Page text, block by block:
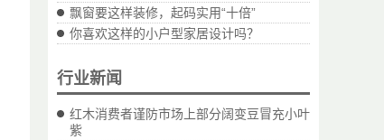
飘窗要这样装修，起码实用“十倍”
你喜欢这样的小户型家居设计吗？
行业新闻
红木消费者谨防市场上部分阔变豆冒充小叶
紫